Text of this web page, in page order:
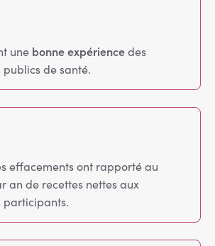
une bonne expériencedes
de santé.
effacements ont rapporté au
an de recettes nettes aux
participants.